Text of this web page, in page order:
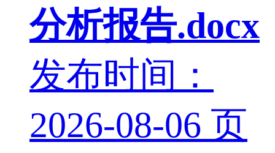
分析报告.docx
发布时间：
2026-08-06 页